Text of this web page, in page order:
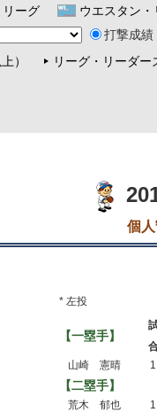
リーグ
ウエスタン・
打撃成績
）
リーグ・リーダー
個
* 左投
【一塁手】
山崎 憲晴
1
【二塁手】
荒木 郁也 1